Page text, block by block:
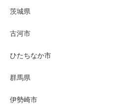
茨城県
古河市
ひたちなか市
群馬県
伊勢崎市